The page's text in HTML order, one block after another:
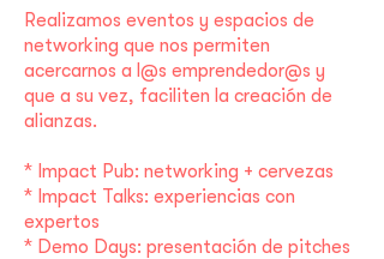
Realizamos eventos y espacios de
networking que nos permiten
acercarnos a l@s emprendedor@s y
que a su vez, faciliten la creación de
alianzas.
* Impact Pub: networking + cervezas
* Impact Talks: experiencias con
expertos
* Demo Days: presentación de pitches